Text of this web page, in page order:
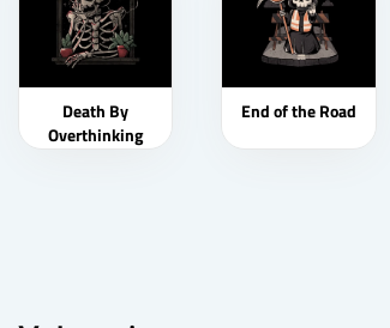
Death By
Overthinking
End of the Road